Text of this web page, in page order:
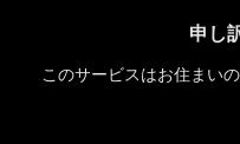
申し
このサービスはお住まい